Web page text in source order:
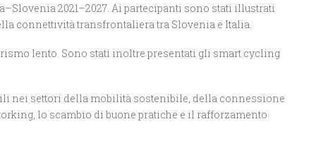
2021–2027. Ai partecipanti sono stati illustrati
connettività transfrontaliera tra Slovenia e Italia.
lento. Sono stati inoltre presentati gli smart cycling
nei settori della mobilità sostenibile, della connessione
lo scambio di buone pratiche e il rafforzamento